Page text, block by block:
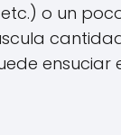
o un
ensuciar